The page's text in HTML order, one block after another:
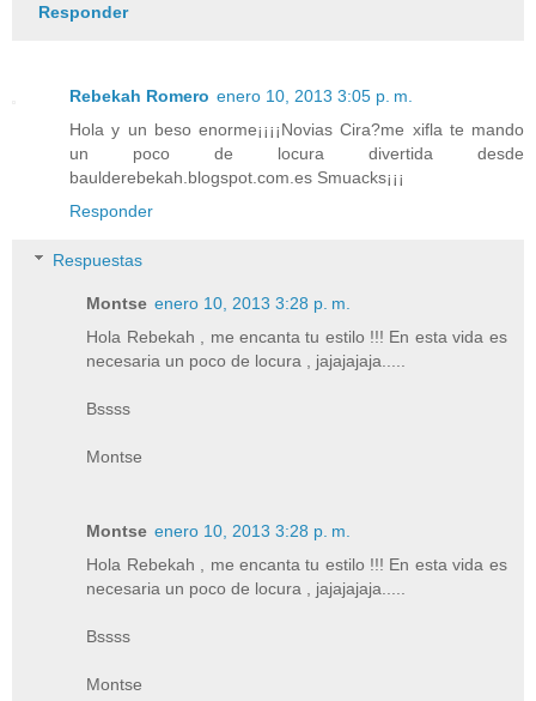
Responder
Rebekah Romero enero 10, 2013 3:05 p. m.
Hola y un beso enorme¡¡¡¡Novias Cira?me xifla te mando
un poco de locura divertida desde
baulderebekah.blogspot.com.es Smuacks¡¡¡
Responder
Respuestas
Montse enero 10, 2013 3:28 p. m.
Hola Rebekah , me encanta tu estilo !!! En esta vida es
necesaria un poco de locura , jajajajaja.....
Bssss
Montse
Montse enero 10, 2013 3:28 p. m.
Hola Rebekah , me encanta tu estilo !!! En esta vida es
necesaria un poco de locura , jajajajaja.....
Bssss
Montse